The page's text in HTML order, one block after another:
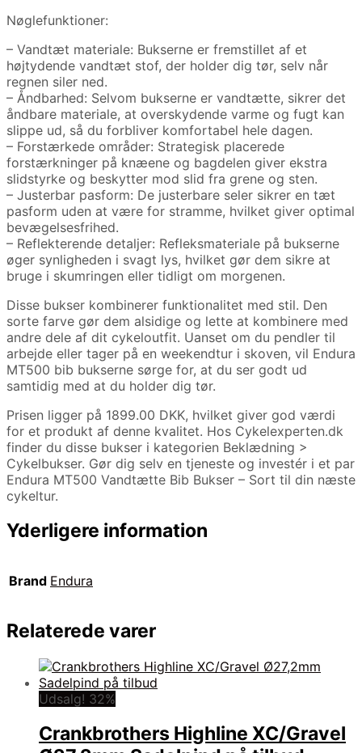
Nøglefunktioner:
– Vandtæt materiale: Bukserne er fremstillet af et
højtydende vandtæt stof, der holder dig tør, selv når
regnen siler ned.
– Åndbarhed: Selvom bukserne er vandtætte, sikrer det
åndbare materiale, at overskydende varme og fugt kan
slippe ud, så du forbliver komfortabel hele dagen.
– Forstærkede områder: Strategisk placerede
forstærkninger på knæene og bagdelen giver ekstra
slidstyrke og beskytter mod slid fra grene og sten.
– Justerbar pasform: De justerbare seler sikrer en tæt
pasform uden at være for stramme, hvilket giver optimal
bevægelsesfrihed.
– Reflekterende detaljer: Refleksmateriale på bukserne
øger synligheden i svagt lys, hvilket gør dem sikre at
bruge i skumringen eller tidligt om morgenen.
Disse bukser kombinerer funktionalitet med stil. Den
sorte farve gør dem alsidige og lette at kombinere med
andre dele af dit cykeloutfit. Uanset om du pendler til
arbejde eller tager på en weekendtur i skoven, vil Endura
MT500 bib bukserne sørge for, at du ser godt ud
samtidig med at du holder dig tør.
Prisen ligger på 1899.00 DKK, hvilket giver god værdi
for et produkt af denne kvalitet. Hos Cykelexperten.dk
finder du disse bukser i kategorien Beklædning >
Cykelbukser. Gør dig selv en tjeneste og investér i et par
Endura MT500 Vandtætte Bib Bukser – Sort til din næste
cykeltur.
Yderligere information
Brand Endura
Relaterede varer
Udsalg! 32%
Crankbrothers Highline XC/Gravel